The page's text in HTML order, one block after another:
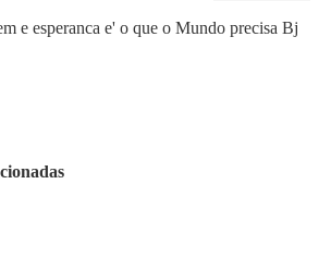
e esperanca e' o que o Mundo precisa Bj